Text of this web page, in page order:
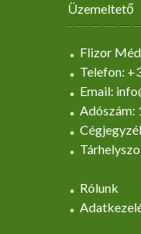
Üzemeltető
Flizor
Telefon:
Email:
Adószám:
Rólunk